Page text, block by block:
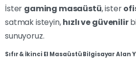
İster gaming masaüstü, ister
satmak isteyin,hızlı ve güvenilir
sunuyoruz.
Sıfır & İkinci El Masaüstü Bilgisayar Alan